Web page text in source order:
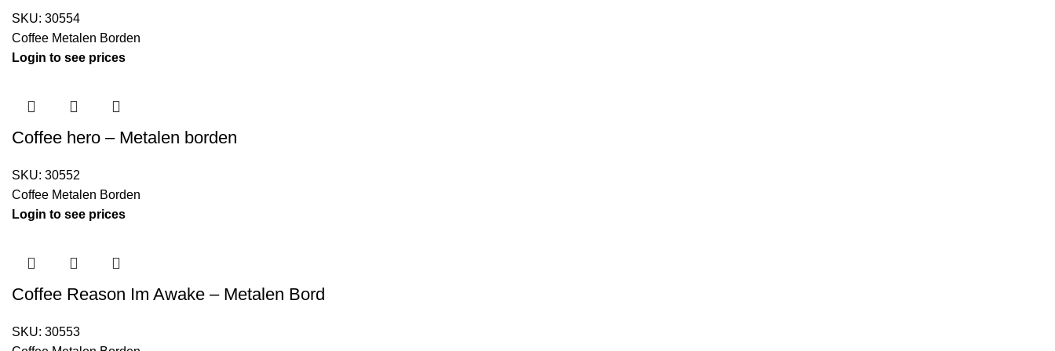
SKU: 30554
Coffee Metalen Borden
Login to see prices
Coffee hero – Metalen borden
SKU: 30552
Coffee Metalen Borden
Login to see prices
Coffee Reason Im Awake – Metalen Bord
SKU: 30553